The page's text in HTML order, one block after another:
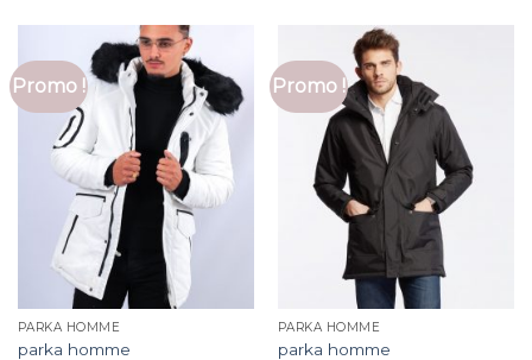
Promo !
PARKA HOMME
parka homme
Promo !
PARKA HOMME
parka homme